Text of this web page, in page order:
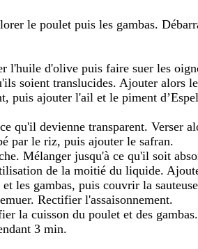
le poulet puis les gambas.
l'huile d'olive puis faire suer les
soient translucides. Ajouter alors
puis ajouter l'ail et le piment
qu'il devienne transparent. Verser
par le riz, puis ajouter le safran.
Mélanger jusqu'à ce qu'il soit
de la moitié du liquide.
les gambas, puis couvrir la
Rectifier l'assaisonnement.
la cuisson du poulet et des gambas.
3 min.